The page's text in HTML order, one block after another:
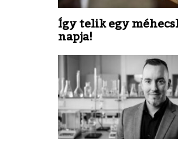
Így telik egy
napja!